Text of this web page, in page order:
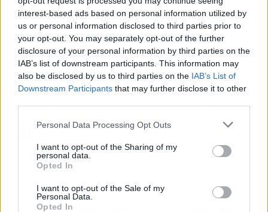
interest-based ads based on personal information utilized by
us or personal information disclosed to third parties prior to
your opt-out. You may separately opt-out of the further
disclosure of your personal information by third parties on the
IAB’s list of downstream participants. This information may
also be disclosed by us to third parties on the IAB’s List of
Downstream Participants that may further disclose it to other
Personal Data Processing Opt Outs
I want to opt-out of the Sharing of my
personal data.
Opted In
I want to opt-out of the Sale of my
Personal Data.
Opted In
cantidad de actividades, como excursiones en
barco alrededores de las playas de Ibiza,
snorkel , organización de fiestas en discotecas o
en barcos, así como salidas en barco para ver el
atardecer.
Harvey Córdoba Rovira
'Atado a Cristo'
El gran aumento de las
roedores en la